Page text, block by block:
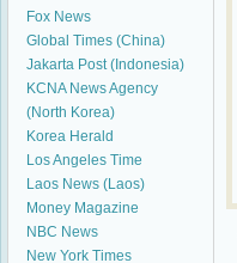
Fox News
Global Times (China)
Jakarta Post (Indonesia)
KCNA News Agency
(North Korea)
Korea Herald
Los Angeles Time
Laos News (Laos)
Money Magazine
NBC News
New York Times